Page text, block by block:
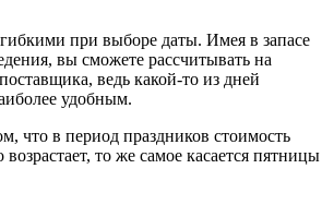
при выборе даты. Имея в запасе
вы сможете рассчитывать на
ведь какой-то из дней
удобным.
что в период праздников стоимость
то же самое касается пятницы